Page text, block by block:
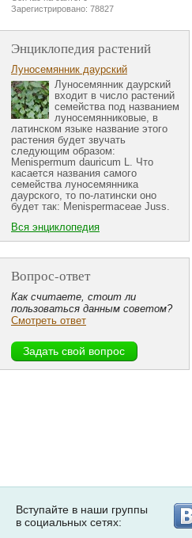
Зарегистрировано: 78827
Энциклопедия растений
Луносемянник даурский
Луносемянник даурский
входит в число растений
семейства под названием
луносемянниковые, в
латинском языке название этого
растения будет звучать
следующим образом:
Menispermum dauricum L. Что
касается названия самого
семейства луносемянника
даурского, то по-латински оно
будет так: Menispermaceae Juss.
Вся энциклопедия
Вопрос-ответ
Как считаете, стоит ли
пользоваться данным советом?
Смотреть ответ
Вступайте в наши группы
в социальных сетях: